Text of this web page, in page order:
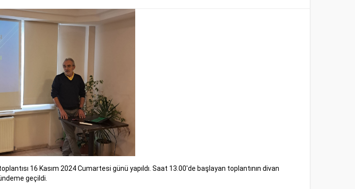
16 Kasım 2024 Cumartesi günü yapıldı. Saat 13.00'de başlayan toplantının divan
geçildi.